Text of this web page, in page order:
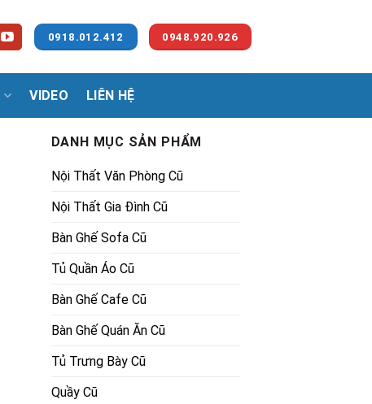
0918.012.412 0948.920.926
VIDEO LIÊN HỆ
DANH MỤC SẢN PHẨM
Nội Thất Văn Phòng Cũ
Nội Thất Gia Đình Cũ
Bàn Ghế Sofa Cũ
Tủ Quần Áo Cũ
Bàn Ghế Cafe Cũ
Bàn Ghế Quán Ăn Cũ
Tủ Trưng Bày Cũ
Quầy Cũ